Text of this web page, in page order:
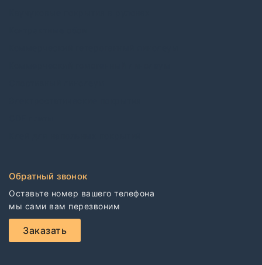
Обратный звонок
Оставьте номер вашего телефона
мы сами вам перезвоним
Заказать